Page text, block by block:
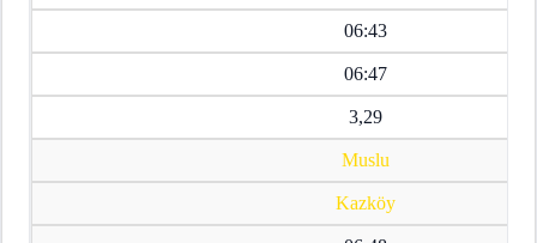
06:43
06:47
3,29
Muslu
Kazköy